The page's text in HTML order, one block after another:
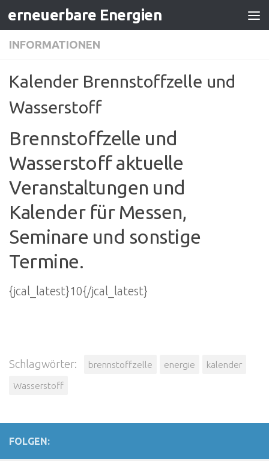
Zum Inhalt springen
erneuerbare Energien
INFORMATIONEN
Kalender Brennstoffzelle und
Wasserstoff
Brennstoffzelle und
Wasserstoff aktuelle
Veranstaltungen und
Kalender für Messen,
Seminare und sonstige
Termine.
{jcal_latest}10{/jcal_latest}
Schlagwörter: brennstoffzelle energie
kalender
Wasserstoff
FOLGEN: